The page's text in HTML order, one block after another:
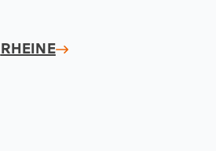
RHEINE